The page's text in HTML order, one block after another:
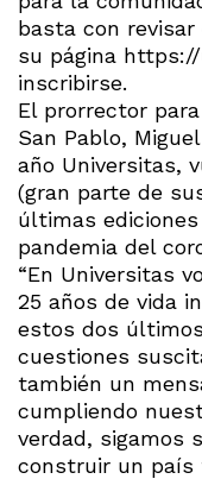
basta con
su página
inscribirse.
El prorrector
San Pablo,
año Universitas,
(gran parte de
últimas
pandemia del
“En Universitas
25 años de vida
estos dos
cuestiones
también un
cumpliendo
verdad, sigamos
construir un país